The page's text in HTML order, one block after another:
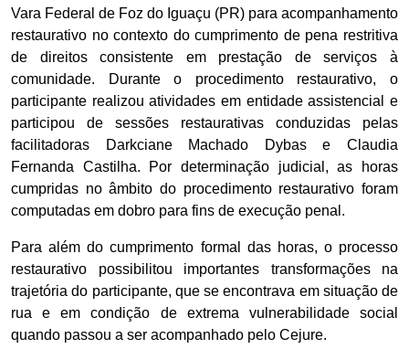
Vara Federal de Foz do Iguaçu (PR) para acompanhamento
restaurativo no contexto do cumprimento de pena restritiva
de direitos consistente em prestação de serviços à
comunidade. Durante o procedimento restaurativo, o
participante realizou atividades em entidade assistencial e
participou de sessões restaurativas conduzidas pelas
facilitadoras Darkciane Machado Dybas e Claudia
Fernanda Castilha. Por determinação judicial, as horas
cumpridas no âmbito do procedimento restaurativo foram
computadas em dobro para fins de execução penal.
Para além do cumprimento formal das horas, o processo
restaurativo possibilitou importantes transformações na
trajetória do participante, que se encontrava em situação de
rua e em condição de extrema vulnerabilidade social
quando passou a ser acompanhado pelo Cejure.